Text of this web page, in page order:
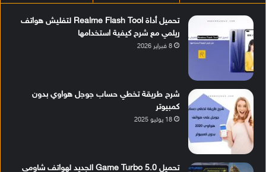
تحميل أداة Realme Flash Tool لتفليش هواتف
ريلمي مع شرح كيفية استخدامها
8 فبراير 2026
شرح طريقة تخطي حساب جوجل هواوي بدون
كمبيوتر
18 يوليو 2025
تحميل Game Turbo 5.0 الجديد لهواتف شاومي